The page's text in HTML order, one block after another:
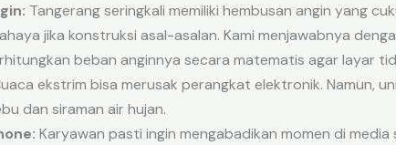
Tangerang seringkali memiliki hembusan angin yang
jika konstruksi asal-asalan. Kami menjawabnya
beban anginnya secara matematis agar layar
ekstrim bisa merusak perangkat elektronik. Namun,
dan siraman air hujan.
Karyawan pasti ingin mengabadikan momen di media